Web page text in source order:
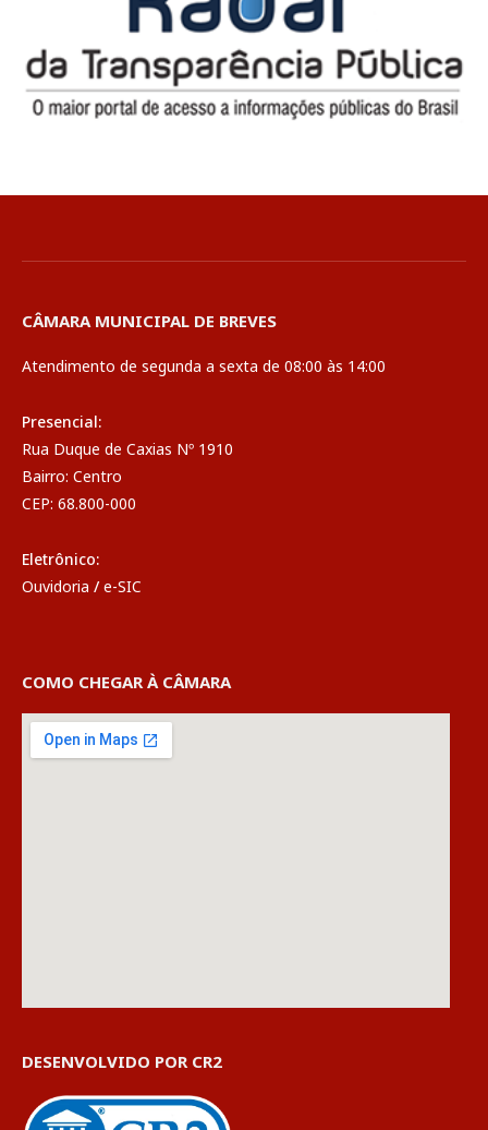
CÂMARA MUNICIPAL DE BREVES
Atendimento de segunda a sexta de 08:00 às 14:00
Presencial:
Rua Duque de Caxias Nº 1910
Bairro: Centro
CEP: 68.800-000
Eletrônico:
Ouvidoria / e-SIC
COMO CHEGAR À CÂMARA
DESENVOLVIDO POR CR2